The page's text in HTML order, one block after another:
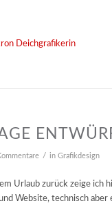
/ in Grafikdesign
Urlaub zurück zeige ich
Website, technisch